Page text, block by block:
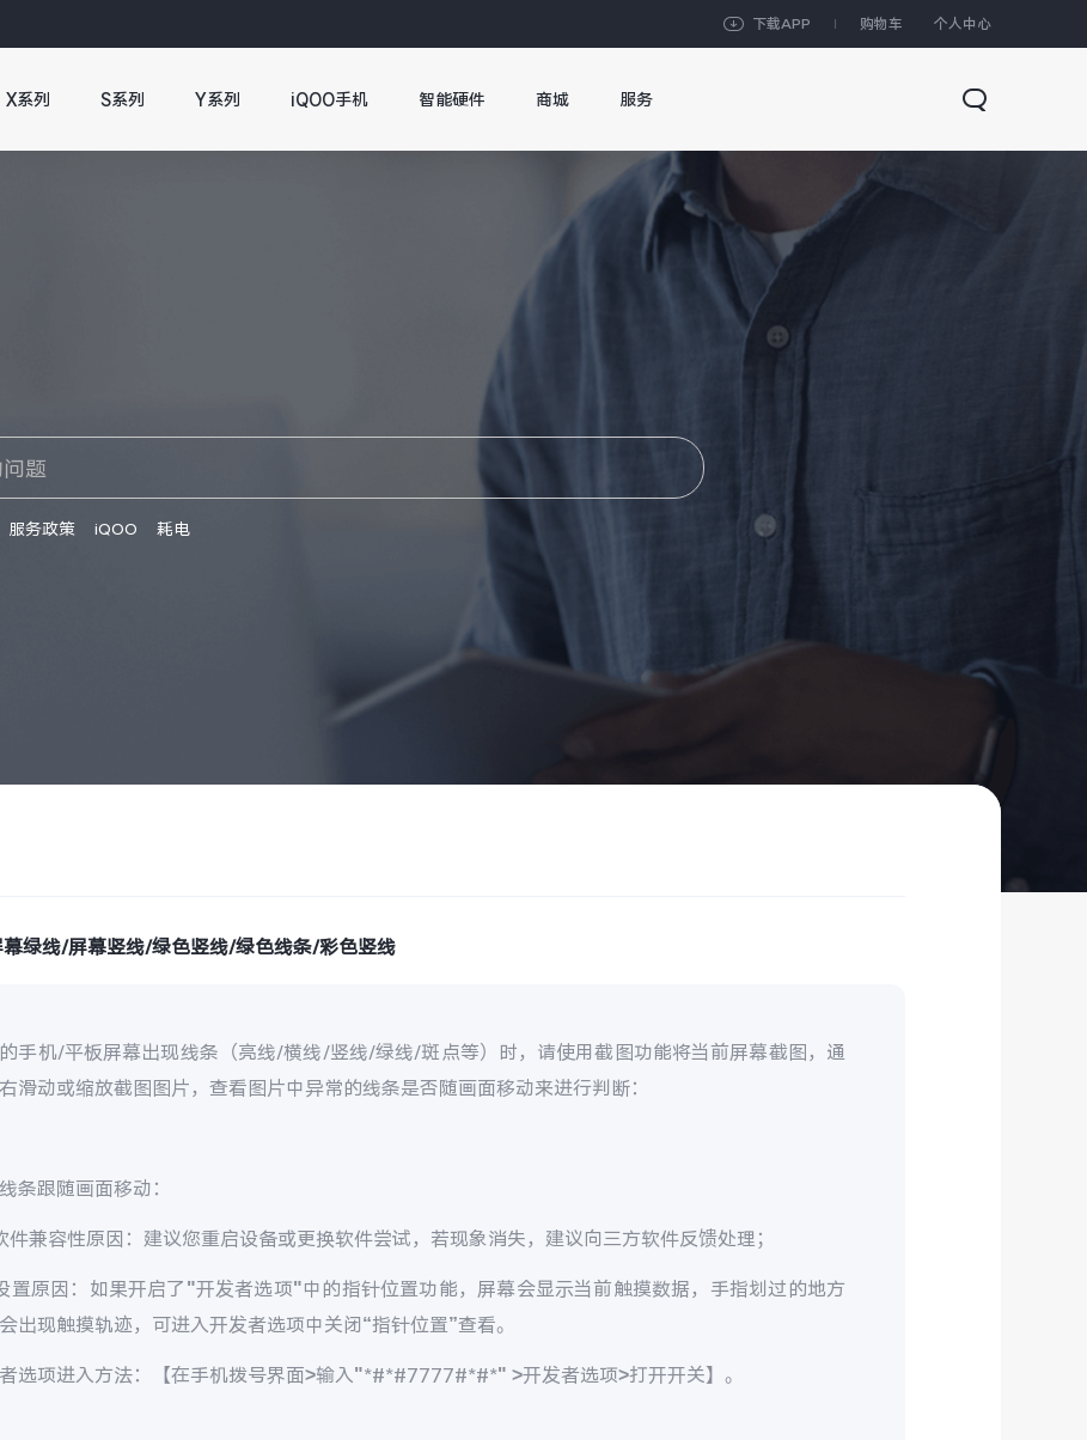
下载APP 购物车 个人中心
X系列 S系列 Y系列 iQOO手机 智能硬件 商城 服务
服务政策 iQOO 耗电
绿线/屏幕竖线/绿色竖线/绿色线条/彩色竖线
手机/平板屏幕出现线条（亮线/横线/竖线/绿线/斑点等）时，请使用截图功能将当前屏幕截图，通
滑动或缩放截图图片，查看图片中异常的线条是否随画面移动来进行判断：
条跟随画面移动：
件兼容性原因：建议您重启设备或更换软件尝试，若现象消失，建议向三方软件反馈处理；
置原因：如果开启了"开发者选项"中的指针位置功能，屏幕会显示当前触摸数据，手指划过的地方
出现触摸轨迹，可进入开发者选项中关闭“指针位置”查看。
选项进入方法：【在手机拨号界面>输入"*#*#7777#*#*" >开发者选项>打开开关】。